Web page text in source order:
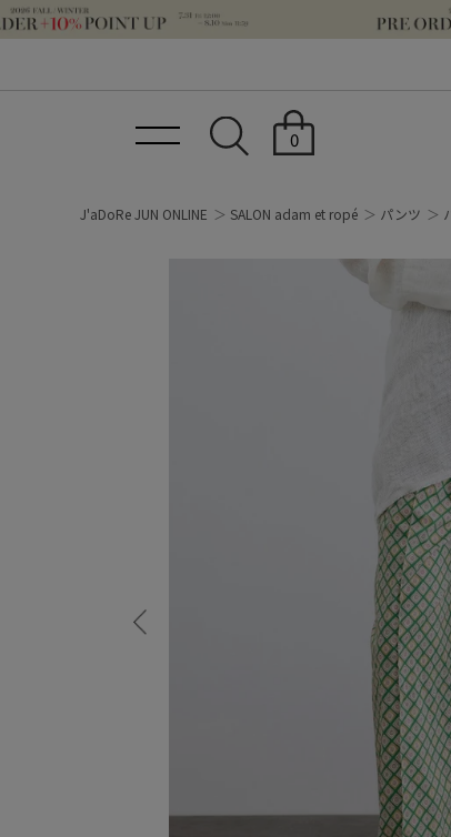
0
J'aDoRe JUN ONLINE SALON adam et ropé パンツ